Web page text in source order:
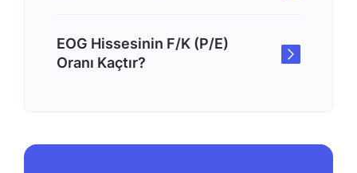
EOG Hissesinin F/K (P/E)
Oranı Kaçtır?